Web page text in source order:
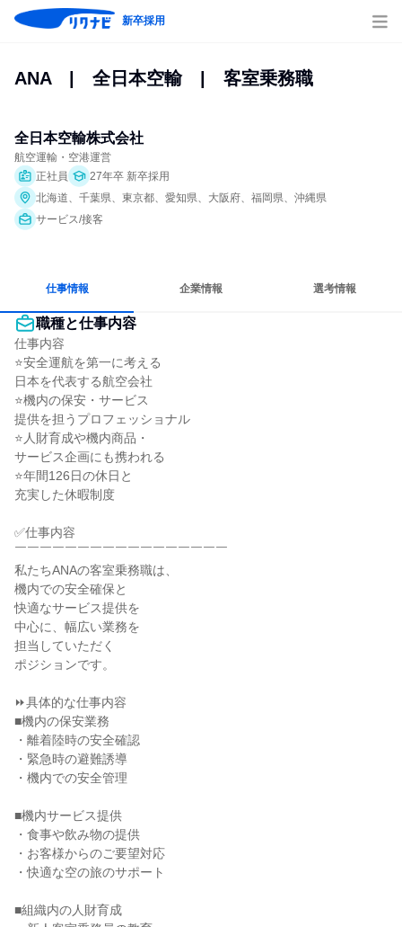
新卒採用
ANA　|　全日本空輸　|　客室乗務職
全日本空輸株式会社
航空運輸・空港運営
正社員
27年卒 新卒採用
北海道、千葉県、東京都、愛知県、大阪府、福岡県、沖縄県
サービス/接客
仕事情報 企業情報 選考情報
職種と仕事内容
仕事内容
⭐安全運航を第一に考える
日本を代表する航空会社
⭐機内の保安・サービス
提供を担うプロフェッショナル
⭐人財育成や機内商品・
サービス企画にも携われる
⭐年間126日の休日と
充実した休暇制度
✅仕事内容
￣￣￣￣￣￣￣￣￣￣￣￣￣￣￣￣￣
私たちANAの客室乗務職は、
機内での安全確保と
快適なサービス提供を
中心に、幅広い業務を
担当していただく
ポジションです。
⏩具体的な仕事内容
■機内の保安業務
・離着陸時の安全確認
・緊急時の避難誘導
・機内での安全管理
■機内サービス提供
・食事や飲み物の提供
・お客様からのご要望対応
・快適な空の旅のサポート
■組織内の人財育成